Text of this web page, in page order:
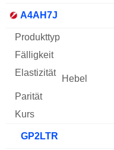
A4AH7J
GP2LTR